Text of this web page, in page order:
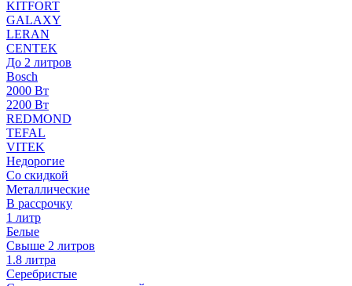
KITFORT
GALAXY
LERAN
CENTEK
До 2 литров
Bosch
2000 Вт
2200 Вт
REDMOND
TEFAL
VITEK
Недорогие
Со скидкой
Металлические
В рассрочку
1 литр
Белые
Свыше 2 литров
1.8 литра
Серебристые